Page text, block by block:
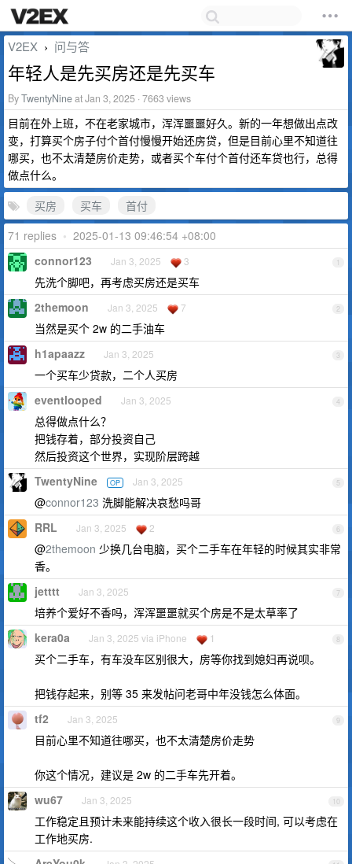
V2EX › 问与答
年轻人是先买房还是先买车
ByTwentyNineat Jan 3, 2025 · 7663 views
目前在外上班，不在老家城市，浑浑噩噩好久。新的一年想做出点改
变，打算买个房子付个首付慢慢开始还房贷，但是目前心里不知道往
哪买，也不太清楚房价走势，或者买个车付个首付还车贷也行，总得
做点什么。
买房
买车
首付
71 replies • 2025-01-13 09:46:54 +08:00
1
connor123 Jan 3, 2025 3
先洗个脚吧，再考虑买房还是买车
2
2themoon Jan 3, 2025 7
当然是买个 2w 的二手油车
3
h1apaazz Jan 3, 2025
一个买车少贷款，二个人买房
4
eventlooped Jan 3, 2025
总得做点什么？
把钱存着，部分投资自己
然后投资这个世界，实现阶层跨越
5
TwentyNine OP Jan 3, 2025
@connor123 洗脚能解决哀愁吗哥
6
RRL Jan 3, 2025 2
@2themoon 少换几台电脑，买个二手车在年轻的时候其实非常
香。
7
jetttt Jan 3, 2025
培养个爱好不香吗，浑浑噩噩就买个房是不是太草率了
8
kera0a Jan 3, 2025 via iPhone 1
买个二手车，有车没车区别很大，房等你找到媳妇再说呗。
把钱存起来，别等 35 来发帖问老哥中年没钱怎么体面。
9
tf2 Jan 3, 2025
目前心里不知道往哪买，也不太清楚房价走势
你这个情况，建议是 2w 的二手车先开着。
10
wu67 Jan 3, 2025
工作稳定且预计未来能持续这个收入很长一段时间, 可以考虑在
工作地买房.